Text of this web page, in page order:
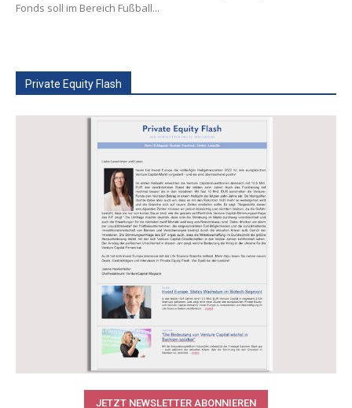
Fonds soll im Bereich Fußball...
Private Equity Flash
JETZT NEWSLETTER ABONNIEREN